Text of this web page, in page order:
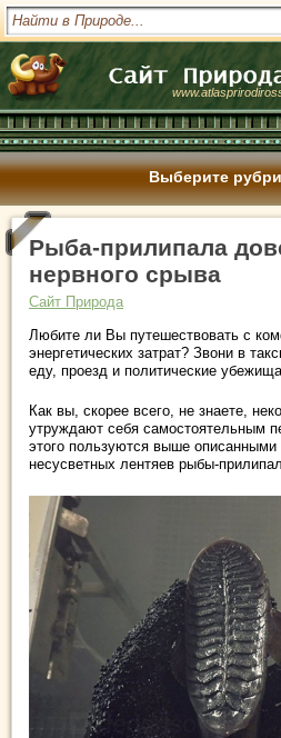
Выберите
Рыба-прилипала
нервного срыва
Сайт Природа
Любите ли Вы путешествовать с
энергетических затрат? Звони в
еду, проезд и политические
Как вы, скорее всего, не знаете,
утруждают себя самостоятельным
этого пользуются выше
несусветных лентяев рыбы-